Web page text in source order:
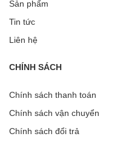
Sản phẩm
Tin tức
Liên hệ
CHÍNH SÁCH
Chính sách thanh toán
Chính sách vận chuyển
Chính sách đổi trả